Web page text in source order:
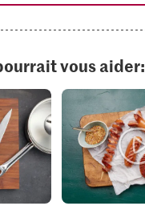
vous aider: